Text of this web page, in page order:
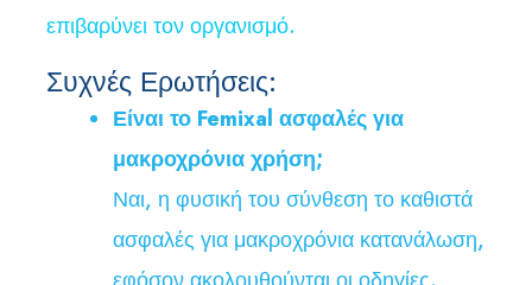
επιβαρύνει τον οργανισμό.
Συχνές Ερωτήσεις:
Είναι το Femixal ασφαλές για
μακροχρόνια χρήση;
Ναι, η φυσική του σύνθεση το καθιστά
ασφαλές για μακροχρόνια κατανάλωση,